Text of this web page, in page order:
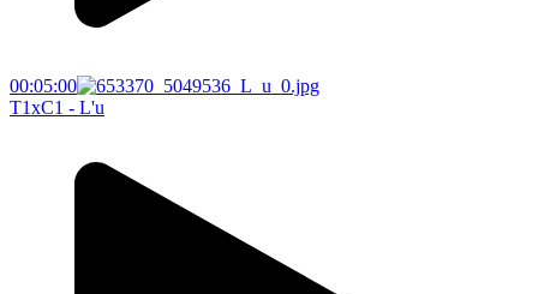
00:05:00
T1xC1 - L'u